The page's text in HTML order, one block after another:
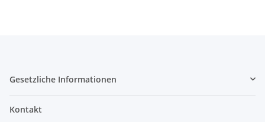
Gesetzliche Informationen
Kontakt